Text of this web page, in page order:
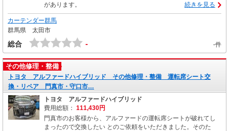
があります。
続きを見る
カーテンダー群馬
群馬県 太田市
総合 - -件
その他修理・整備
トヨタ アルファードハイブリッド その他修理・整備 運転席シート交
換・リペア 門真市・守口市…
トヨタ アルファードハイブリッド
費用総額： 111,430円
門真市のお客様から、アルファードの運転席シートが破れてし
まったので交換したい とのご依頼をいただきました。そのた